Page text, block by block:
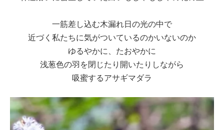
一筋差し込む木漏れ日の光の中で
近づく私たちに気がついているのかいないのか
ゆるやかに、たおやかに
浅葱色の羽を閉じたり開いたりしながら
吸蜜するアサギマダラ